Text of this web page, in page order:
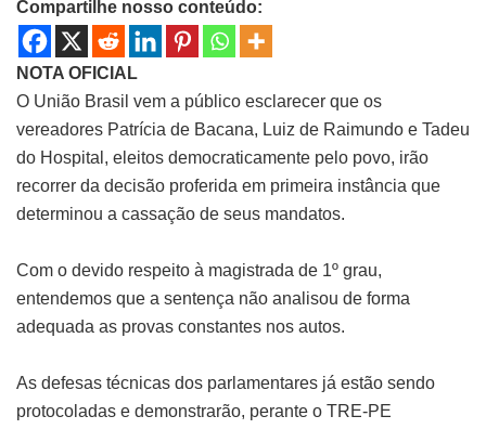
Compartilhe nosso conteúdo:
NOTA OFICIAL
O União Brasil vem a público esclarecer que os
vereadores Patrícia de Bacana, Luiz de Raimundo e Tadeu
do Hospital, eleitos democraticamente pelo povo, irão
recorrer da decisão proferida em primeira instância que
determinou a cassação de seus mandatos.
Com o devido respeito à magistrada de 1º grau,
entendemos que a sentença não analisou de forma
adequada as provas constantes nos autos.
As defesas técnicas dos parlamentares já estão sendo
protocoladas e demonstrarão, perante o TRE-PE